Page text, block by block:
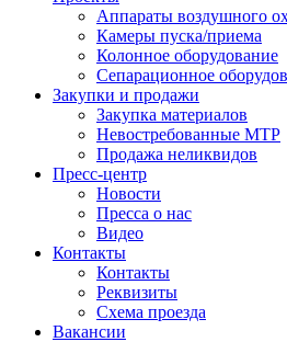
Аппараты воздушного
Камеры пуска/приема
Колонное оборудование
Сепарационное
Закупки и продажи
Закупка материалов
Невостребованные МТР
Продажа неликвидов
Пресс-центр
Новости
Пресса о нас
Видео
Контакты
Контакты
Реквизиты
Схема проезда
Вакансии